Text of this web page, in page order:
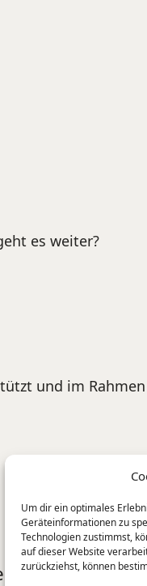
Um dir ein optimales
Geräteinformationen zu
Technologien zustimmst,
auf dieser Website
zurückziehst, können
es weiter?
und im